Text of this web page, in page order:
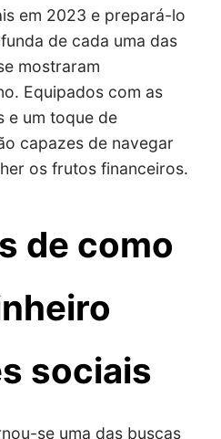
em 2023 e prepará-lo
de cada uma das
mostraram
Equipados com as
e um toque de
capazes de navegar
os frutos financeiros.
de como
sociais
se uma das buscas